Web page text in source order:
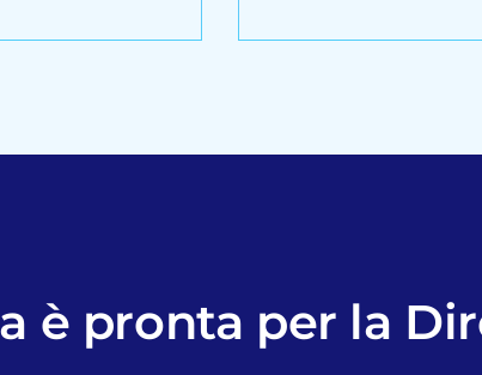
è pronta per la